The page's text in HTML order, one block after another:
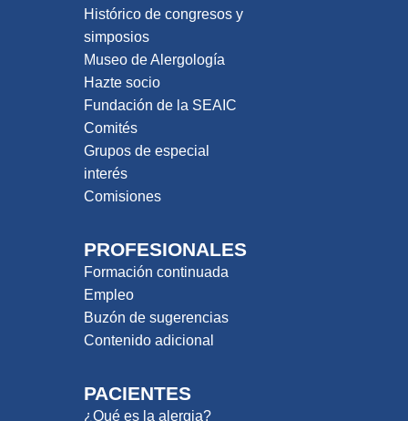
Histórico de congresos y
simposios
Museo de Alergología
Hazte socio
Fundación de la SEAIC
Comités
Grupos de especial
interés
Comisiones
PROFESIONALES
Formación continuada
Empleo
Buzón de sugerencias
Contenido adicional
PACIENTES
¿Qué es la alergia?